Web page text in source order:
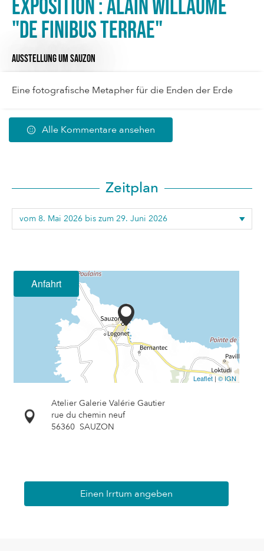
Exposition : Alain Willaume
"De Finibus Terrae"
AUSSTELLUNGUM SAUZON
Eine fotografische Metapher für die Enden der Erde
Alle Kommentare ansehen
Zeitplan
Anfahrt
Leaflet|© IGN
Atelier Galerie Valérie Gautier
rue du chemin neuf
56360 SAUZON
Einen Irrtum angeben